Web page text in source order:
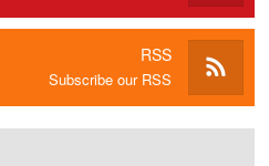
RSS
Subscribe our RSS